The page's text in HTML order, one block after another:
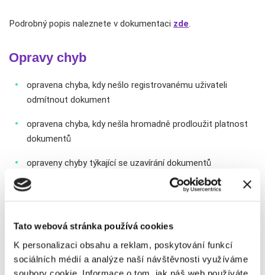
Tato webová stránka používá cookies
K personalizaci obsahu a reklam, poskytování funkcí
sociálních médií a analýze naší návštěvnosti využíváme
soubory cookie. Informace o tom, jak náš web používáte,
Podrobný popis naleznete v dokumentaci zde.
Opravy chyb
opravena chyba, kdy nešlo registrovanému uživateli
odmítnout dokument
opravena chyba, kdy nešla hromadně prodloužit platnost
dokumentů
opraveny chyby týkající se uzavírání dokumentů
opraveno to, že nelze odeslat hromadně dokument
opraveny chyby s rozesíláním e-mailů
opraveny chyby týkající se hromadné rozesílky